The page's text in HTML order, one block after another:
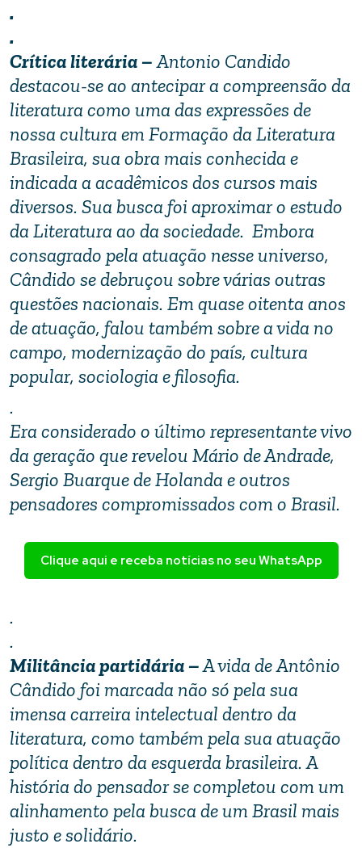
.
.
Crítica literária –Antonio Candido
destacou-se ao antecipar a compreensão da
literatura como uma das expressões de
nossa cultura em Formação da Literatura
Brasileira, sua obra mais conhecida e
indicada a acadêmicos dos cursos mais
diversos. Sua busca foi aproximar o estudo
da Literatura ao da sociedade. Embora
consagrado pela atuação nesse universo,
Cândido se debruçou sobre várias outras
questões nacionais. Em quase oitenta anos
de atuação, falou também sobre a vida no
campo, modernização do país, cultura
popular, sociologia e filosofia.
.
Era considerado o último representante vivo
da geração que revelou Mário de Andrade,
Sergio Buarque de Holanda e outros
pensadores compromissados com o Brasil.
Clique aqui e receba notícias no seu WhatsApp
.
.
Militância partidária –A vida de Antônio
Cândido foi marcada não só pela sua
imensa carreira intelectual dentro da
literatura, como também pela sua atuação
política dentro da esquerda brasileira. A
história do pensador se completou com um
alinhamento pela busca de um Brasil mais
justo e solidário.